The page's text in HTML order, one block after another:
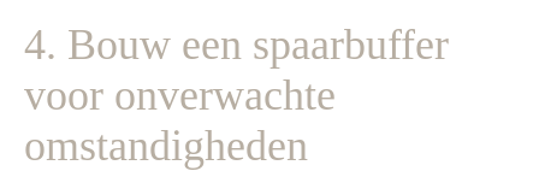
4. Bouw een spaarbuffer
voor onverwachte
omstandigheden